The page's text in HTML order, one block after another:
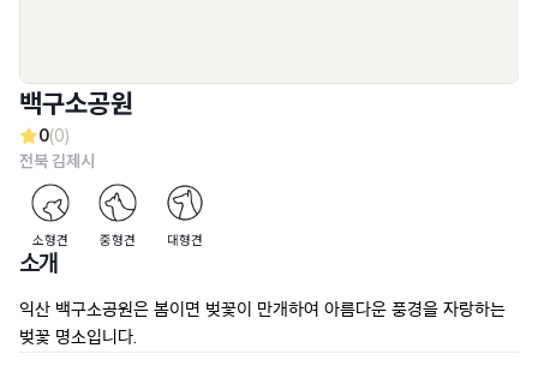
백구소공원
0(0)
전북 김제시
소형견 중형견 대형견
소개
익산 백구소공원은 봄이면 벚꽃이 만개하여 아름다운 풍경을 자랑하는
벚꽃 명소입니다.